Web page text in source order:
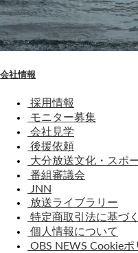
会社情報
採用情報
モニター募集
会社見学
後援依頼
大分放送文化・スポ
番組審議会
JNN
放送ライブラリー
特定商取引法に基づ
個人情報について
OBS NEWS Cookieポ